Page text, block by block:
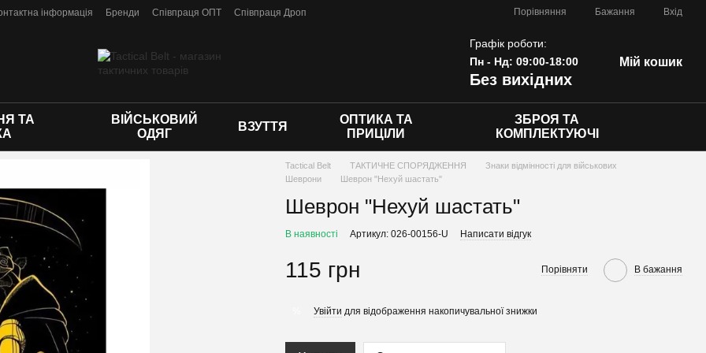
інформація Бренди Співпраця ОПТ
Співпраця Дроп
Порівняння Бажання Вхід
Графік роботи:
Пн - Нд: 09:00-18:00
Без вихідних
Мій кошик
ТА
ВІЙСЬКОВИЙ
ОДЯГ
ВЗУТТЯ
ОПТИКА ТА
ПРИЦІЛИ
ЗБРОЯ ТА
КОМПЛЕКТУЮЧІ
Tactical Belt ТАКТИЧНЕ СПОРЯДЖЕННЯ
Знаки відмінності для військових
Шеврони
Шеврон "Нехуй шастать"
Шеврон "Нехуй шастать"
В наявності Артикул: 026-00156-U Написати відгук
115 грн Порівняти В бажання
Увійти для відображення накопичувальної знижки